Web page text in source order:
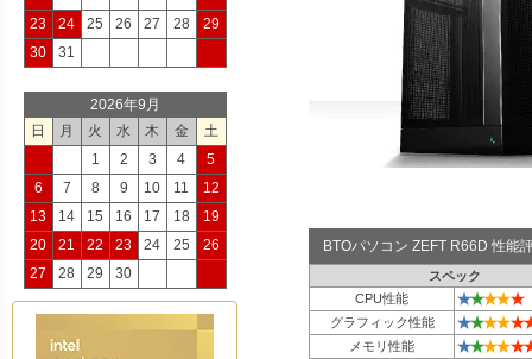
BTOパソコン ZEFT R66D 性能
スペック
CPU性能
★★★★★
グラフィック性能 ★★★★★
メモリ性能 ★★★★★
23
24 25 26 27 28
29
30
31
2026年9月
日
月 火 水 木 金
土
1
2 3 4
5
6
7 8 9 10 11
12
13
14 15 16 17 18
19
20
21 22 23 24 25
26
27
28 29 30